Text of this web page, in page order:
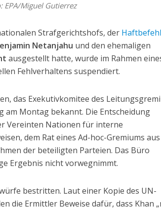
EPA/Miguel Gutierrez
Strafgerichtshofs, der
Netanjahu und den ehemaligen
ausgestellt hatte, wurde im Rahmen
Fehlverhaltens suspendiert.
das Exekutivkomitee des
am Montag bekannt. Die Entscheidung
Vereinten Nationen für interne
dem Rat eines Ad-hoc-Gremiums aus
der beteiligten Parteien. Das Büro
Ergebnis nicht vorwegnimmt.
bestritten. Laut einer Kopie des UN-
die Ermittler Beweise dafür, dass Khan